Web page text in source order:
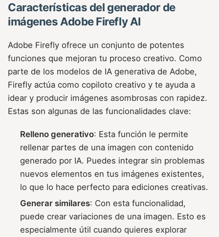
Características del generador de
imágenes Adobe Firefly AI
Adobe Firefly ofrece un conjunto de potentes
funciones que mejoran tu proceso creativo. Como
parte de los modelos de IA generativa de Adobe,
Firefly actúa como copiloto creativo y te ayuda a
idear y producir imágenes asombrosas con rapidez.
Estas son algunas de las funcionalidades clave:
Relleno generativo: Esta función le permite
rellenar partes de una imagen con contenido
generado por IA. Puedes integrar sin problemas
nuevos elementos en tus imágenes existentes,
lo que lo hace perfecto para ediciones creativas.
Generar similares: Con esta funcionalidad,
puede crear variaciones de una imagen. Esto es
especialmente útil cuando quieres explorar